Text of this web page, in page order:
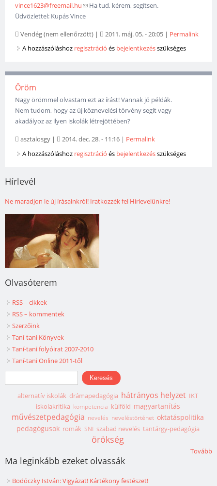
vince1623@freemail.hu(link sends e-mail)
Ha tud, kérem, segítsen.
Üdvözlettel: Kupás Vince
Vendég (nem ellenőrzött) | 2011. máj. 05. - 20:05 | Permalink
A hozzászóláshoz regisztráció és bejelentkezésszükséges
Öröm
Nagy örömmel olvastam ezt az írást! Vannak jó példák.
Nem tudom, hogy az új köznevelési törvény segít vagy
akadályoz az ilyen iskolák létrejöttében?
asztalosgy | 2014. dec. 28. - 11:16 | Permalink
A hozzászóláshoz regisztráció és bejelentkezésszükséges
Hírlevél
Ne maradjon le új írásainkról! Iratkozzék fel Hírlevelünkre!
Olvasóterem
RSS – cikkek
RSS – kommentek
Szerzőink
Taní-tani Könyvek
Taní-tani folyóirat 2007-2010
Taní-tani Online 2011-től
Keresés űrlap
Keresés
alternatív iskolák drámapedagógia hátrányos helyzet IKT
iskolakritika kompetencia külföld magyartanítás
művészetpedagógia nevelés neveléstörténet oktatáspolitika
pedagógusok romák SNI szabad nevelés tantárgy-pedagógia
örökség
Tovább
Ma leginkább ezeket olvassák
Bodóczky István: Vigyázat! Kártékony festészet!